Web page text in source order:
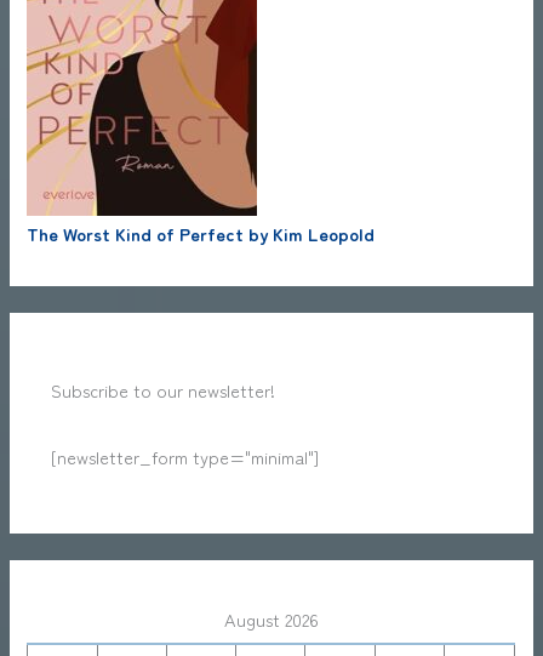
The Worst Kind of Perfect by Kim Leopold
Subscribe to our newsletter!
[newsletter_form type="minimal"]
August 2026